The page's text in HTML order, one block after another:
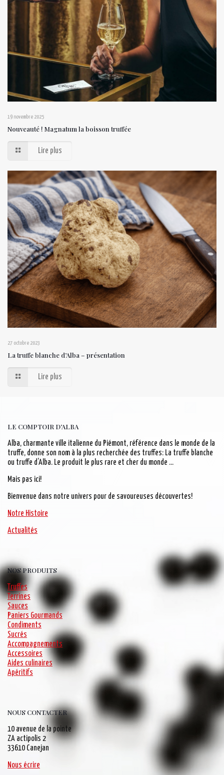
19 novembre 2025
Nouveauté ! Magnatum la boisson truffée
Lire plus
27 octobre 2023
La truffe blanche d’Alba – présentation
Lire plus
LE COMPTOIR D’ALBA
Alba, charmante ville italienne du Piémont, référence dans le monde de la
truffe, donne son nom à la plus recherchée des truffes: La truffe blanche
ou truffe d’Alba. Le produit le plus rare et cher du monde …
Mais pas ici!
Bienvenue dans notre univers pour de savoureuses découvertes!
Notre Histoire
Actualités
NOS PRODUITS
Truffes
Terrines
Sauces
Paniers Gourmands
Condiments
Sucrés
Accompagnements
Accessoires
Aides culinaires
Apéritifs
NOUS CONTACTER
10 avenue de la pointe
ZA actipolis 2
33610 Canejan
Nous écrire